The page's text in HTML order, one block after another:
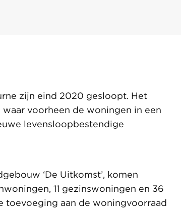
zijn eind 2020 gesloopt. Het
voorheen de woningen in een
levensloopbestendige
‘De Uitkomst’, komen
11 gezinswoningen en 36
toevoeging aan de woningvoorraad